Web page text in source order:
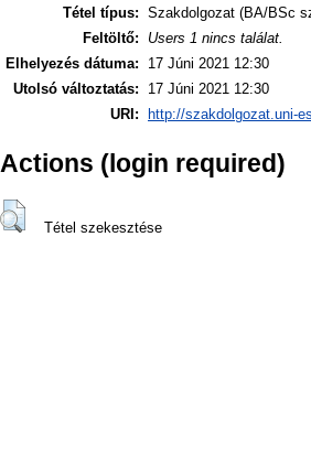
Tétel típus: Szakdolgozat (BA/BSc
Feltöltő:
Users 1 nincs találat.
Elhelyezés dátuma:
17 Júni 2021 12:30
Utolsó változtatás:
17 Júni 2021 12:30
URI:
http://szakdolgozat.uni-
Actions (login required)
Tétel szekesztése